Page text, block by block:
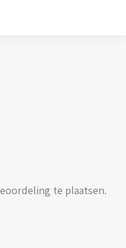
te plaatsen.